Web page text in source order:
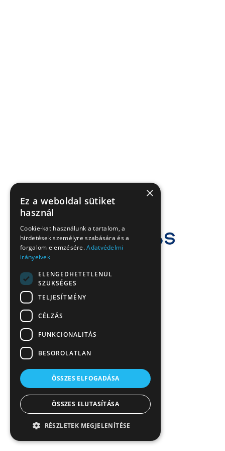
×
Ez a weboldal sütiket
használ
Cookie-kat használunk a tartalom, a
hirdetések személyre szabására és a
forgalom elemzésére.Adatvédelmi
irányelvek
ELENGEDHETETLENÜL
SZÜKSÉGES
TELJESÍTMÉNY
CÉLZÁS
FUNKCIONALITÁS
BESOROLATLAN
ÖSSZES ELFOGADÁSA
ÖSSZES ELUTASÍTÁSA
RÉSZLETEK MEGJELENÍTÉSE